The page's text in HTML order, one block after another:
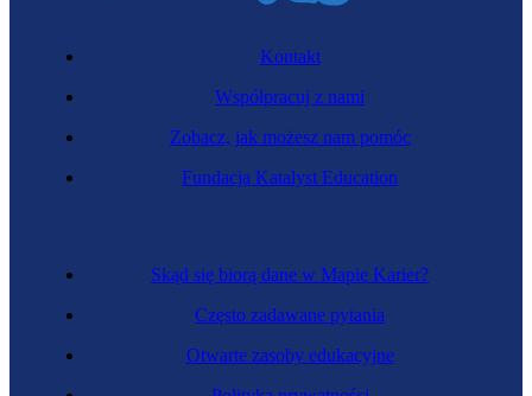
Skąd się biorą dane w Mapie Karier?
Często zadawane pytania
Otwarte zasoby edukacyjne
Kontakt
Współpracuj z nami
Zobacz, jak możesz nam pomóc
Fundacja Katalyst Education